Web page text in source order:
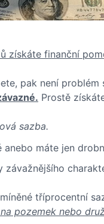
získáte finanční
pak není problém
Prostě
sazba.
máte jen
závažnějšího
tříprocentní
pozemek nebo